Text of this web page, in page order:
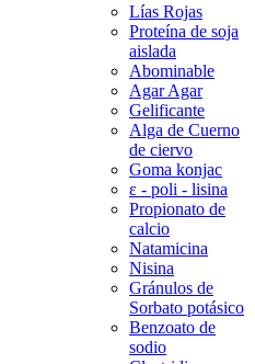
Lías Rojas
Proteína de soja
aislada
Abominable
Agar Agar
Gelificante
Alga de Cuerno
de ciervo
Goma konjac
ε - poli - lisina
Propionato de
calcio
Natamicina
Nisina
Gránulos de
Sorbato potásico
Benzoato de
sodio